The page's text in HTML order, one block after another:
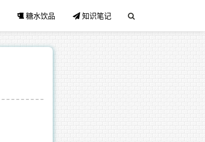
糖水饮品 知识笔记